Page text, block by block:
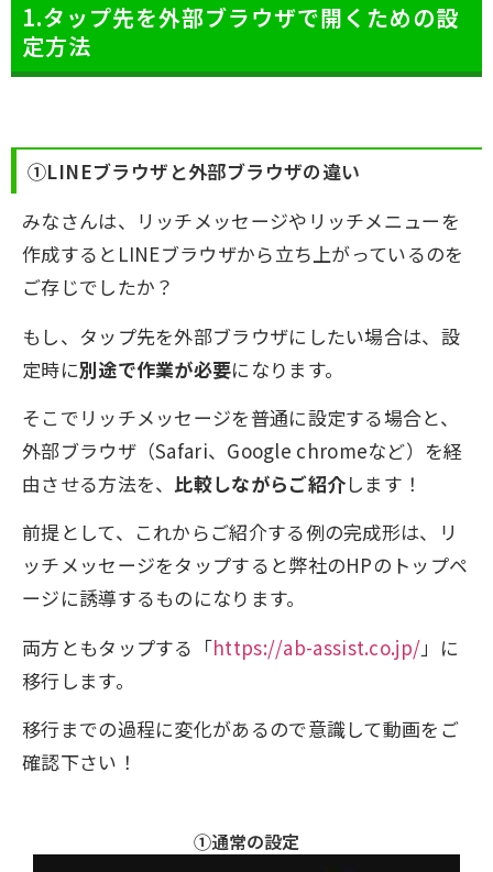
1.タップ先を外部ブラウザで開くための設
定方法
①LINEブラウザと外部ブラウザの違い
みなさんは、リッチメッセージやリッチメニューを
作成するとLINEブラウザから立ち上がっているのを
ご存じでしたか？
もし、タップ先を外部ブラウザにしたい場合は、設
定時に別途で作業が必要になります。
そこでリッチメッセージを普通に設定する場合と、
外部ブラウザ（Safari、Google chromeなど）を経
由させる方法を、比較しながらご紹介します！
前提として、これからご紹介する例の完成形は、リ
ッチメッセージをタップすると弊社のHPのトップペ
ージに誘導するものになります。
両方ともタップする「https://ab-assist.co.jp/」に
移行します。
移行までの過程に変化があるので意識して動画をご
確認下さい！
①通常の設定